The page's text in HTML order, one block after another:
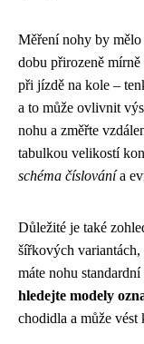
Měření nohy by
dobu přirozeně
při jízdě na kole –
a to může ovlivnit
nohu a změřte
tabulkou velikostí
schéma číslovánía
Důležité je také
šířkových
máte nohu
hledejte modely
chodidla a může